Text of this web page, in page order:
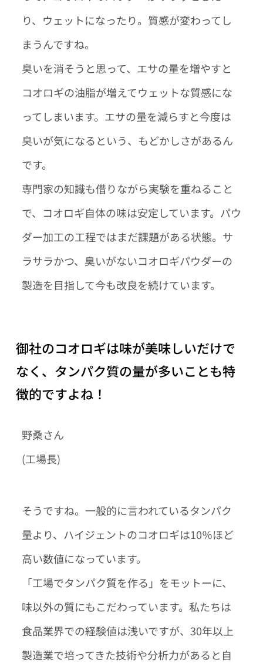
り、ウェットになったり。質感が変わってし
まうんですね。
臭いを消そうと思って、エサの量を増やすと
コオロギの油脂が増えてウェットな質感にな
ってしまいます。エサの量を減らすと今度は
臭いが気になるという、もどかしさがあるん
です。
専門家の知識も借りながら実験を重ねること
で、コオロギ自体の味は安定しています。パウ
ダー加工の工程ではまだ課題がある状態。サ
ラサラかつ、臭いがないコオロギパウダーの
製造を目指して今も改良を続けています。
御社のコオロギは味が美味しいだけで
なく、タンパク質の量が多いことも特
徴的ですよね！
野桑さん
(工場長)
そうですね。一般的に言われているタンパク
量より、ハイジェントのコオロギは10％ほど
高い数値になっています。
「工場でタンパク質を作る」をモットーに、
味以外の質にもこだわっています。私たちは
食品業界での経験値は浅いですが、30年以上
製造業で培ってきた技術や分析力があると自